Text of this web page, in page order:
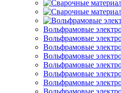
Вольфрамовые
Вольфрамовые
Вольфрамовые
Вольфрамовые
Вольфрамовые
Вольфрамовые
Вольфрамовые
Вольфрамовые